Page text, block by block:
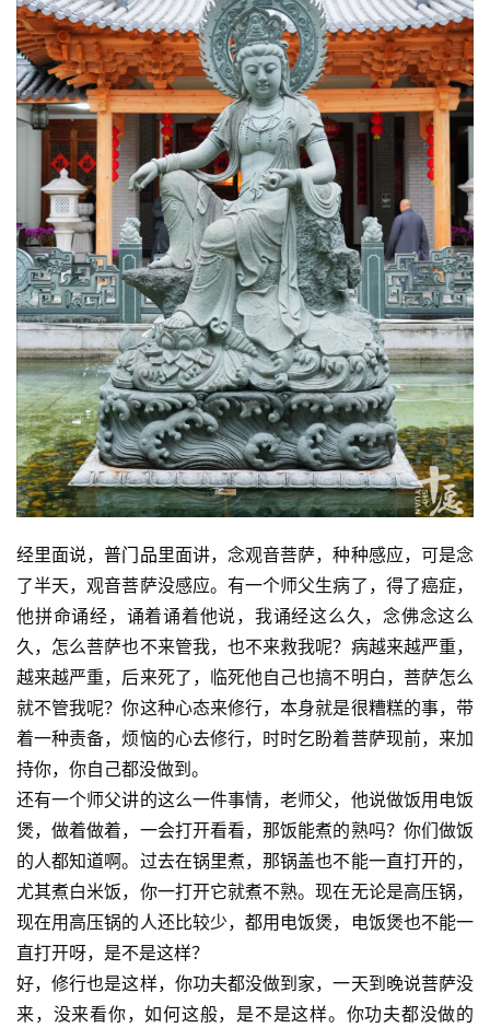
资
讯
八
僧
音
高
僧
访
谈
心
乐
菩
提
专
题
公
经里面说，普门品里面讲，念观音菩萨，种种感应，可是念
了半天，观音菩萨没感应。有一个师父生病了，得了癌症，
他拼命诵经，诵着诵着他说，我诵经这么久，念佛念这么
久，怎么菩萨也不来管我，也不来救我呢？病越来越严重，
越来越严重，后来死了，临死他自己也搞不明白，菩萨怎么
就不管我呢？你这种心态来修行，本身就是很糟糕的事，带
着一种责备，烦恼的心去修行，时时乞盼着菩萨现前，来加
持你，你自己都没做到。
还有一个师父讲的这么一件事情，老师父，他说做饭用电饭
煲，做着做着，一会打开看看，那饭能煮的熟吗？你们做饭
的人都知道啊。过去在锅里煮，那锅盖也不能一直打开的，
尤其煮白米饭，你一打开它就煮不熟。现在无论是高压锅，
现在用高压锅的人还比较少，都用电饭煲，电饭煲也不能一
直打开呀，是不是这样？
好，修行也是这样，你功夫都没做到家，一天到晚说菩萨没
来，没来看你，如何这般，是不是这样。你功夫都没做的